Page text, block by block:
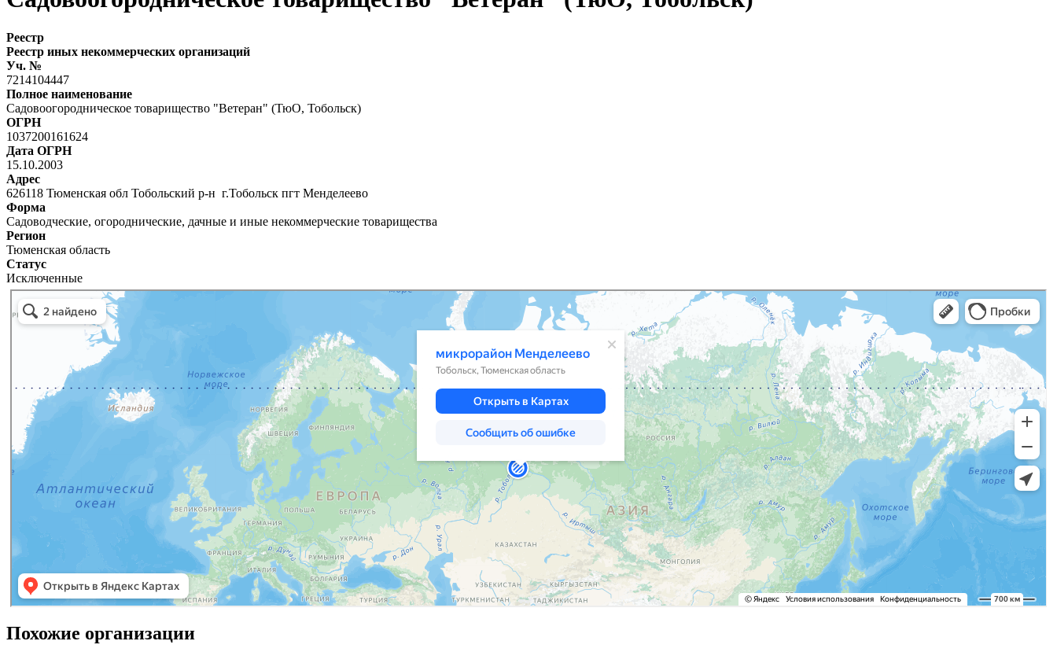
Реестр
Реестр иных некоммерческих организаций
Уч. №
7214104447
Полное наименование
Садовоогородническое товарищество "Ветеран" (ТюО, Тобольск)
ОГРН
1037200161624
Дата ОГРН
15.10.2003
Адрес
626118 Тюменская обл Тобольский р-н г.Тобольск пгт Менделеево
Форма
Садоводческие, огороднические, дачные и иные некоммерческие товарищества
Регион
Тюменская область
Статус
Исключенные
Похожие организации